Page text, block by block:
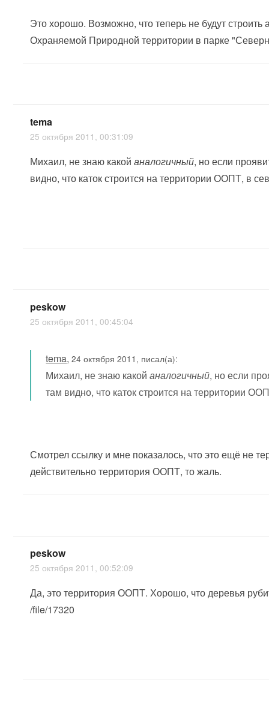
Это хорошо. Возможно, что теперь не будут
Охраняемой Природной территории в парке
tema
25 октября 2011, 00:31:09
Михаил, не знаю какойаналогичный, но если
видно, что каток строится на территории ООПТ, в
peskow
25 октября 2011, 00:45:04
tema,24 октября 2011, писал(а):
Михаил, не знаю какойаналогичный, но если
там видно, что каток строится на территории
Смотрел ссылку и мне показалось, что это ещё не
действительно территория ООПТ, то жаль.
peskow
25 октября 2011, 00:52:09
Да, это территория ООПТ. Хорошо, что деревья
/file/17320